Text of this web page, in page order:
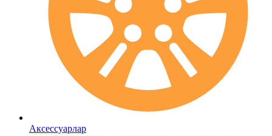
Аксессуарлар